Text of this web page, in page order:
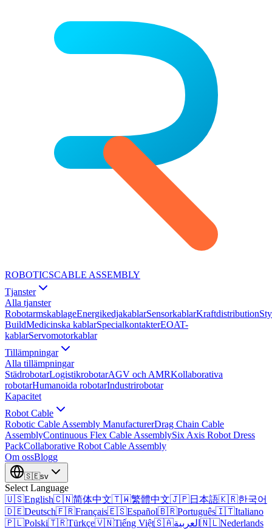
ROBOTICSCABLE ASSEMBLY
Tjanster
Alla tjanster
RobotarmskablageEnergikedjakablarSensorkablarKraftdistribution
BuildMedicinska kablarSpecialkontakterEOAT-
kablarServomotorkablar
Tillämpningar
Alla tillämpningar
StädrobotarLogistikrobotarAGV och AMRKollaborativa
robotarHumanoida robotarIndustrirobotar
Kapacitet
Robot Cable
Robotic Cable Assembly ManufacturerDrag Chain Cable
AssemblyContinuous Flex Cable AssemblySix Axis Robot Dress
PackCollaborative Robot Cable Assembly
Om ossBlogg
🇸🇪sv
Select Language
🇺🇸English🇨🇳简体中文🇹🇼繁體中文🇯🇵日本語🇰🇷한국어
🇩🇪Deutsch🇫🇷Français🇪🇸Español🇧🇷Português🇮🇹Italiano
🇵🇱Polski🇹🇷Türkçe🇻🇳Tiếng Việt🇸🇦العربية 🇳🇱Nederlands